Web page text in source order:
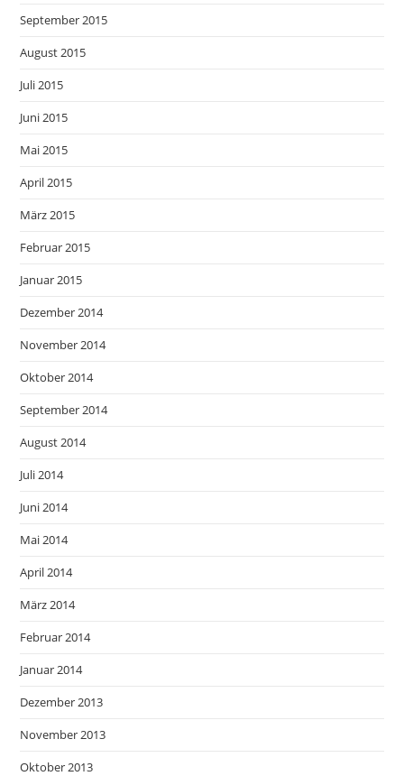
September 2015
August 2015
Juli 2015
Juni 2015
Mai 2015
April 2015
März 2015
Februar 2015
Januar 2015
Dezember 2014
November 2014
Oktober 2014
September 2014
August 2014
Juli 2014
Juni 2014
Mai 2014
April 2014
März 2014
Februar 2014
Januar 2014
Dezember 2013
November 2013
Oktober 2013